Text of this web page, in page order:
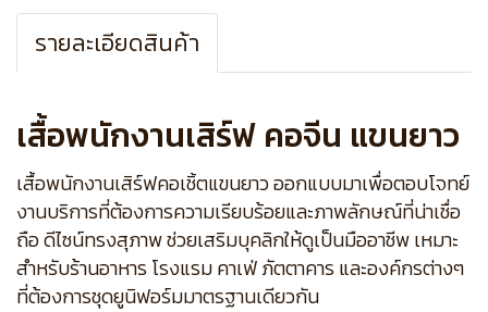
รายละเอียดสินค้า
เสื้อพนักงานเสิร์ฟ คอจีน แขนยาว
เสื้อพนักงานเสิร์ฟคอเชิ้ตแขนยาว ออกแบบมาเพื่อตอบโจทย์
งานบริการที่ต้องการความเรียบร้อยและภาพลักษณ์ที่น่าเชื่อ
ถือ ดีไซน์ทรงสุภาพ ช่วยเสริมบุคลิกให้ดูเป็นมืออาชีพ เหมาะ
สำหรับร้านอาหาร โรงแรม คาเฟ่ ภัตตาคาร และองค์กรต่างๆ
ที่ต้องการชุดยูนิฟอร์มมาตรฐานเดียวกัน